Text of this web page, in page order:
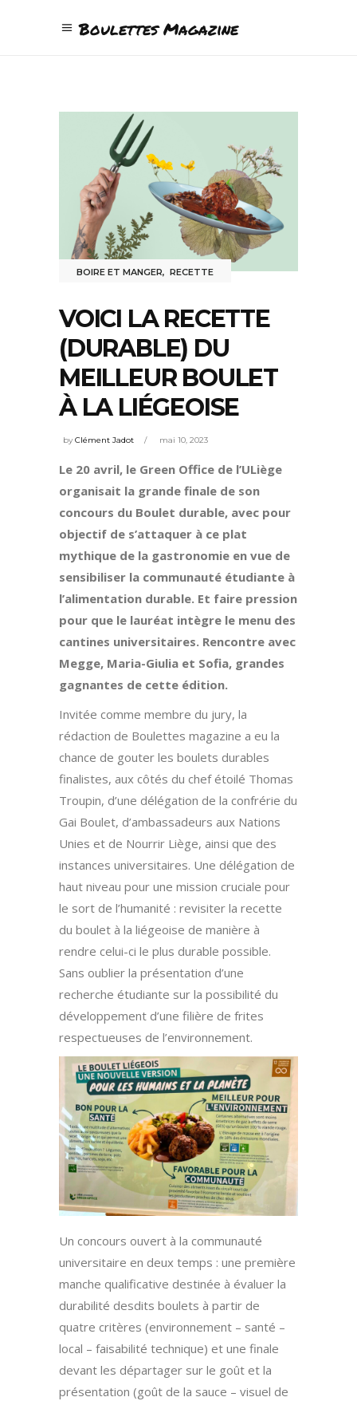
Boulettes Magazine
BOIRE ET MANGER,RECETTE
VOICI LA RECETTE
(DURABLE) DU
MEILLEUR BOULET
À LA LIÉGEOISE
byClément Jadot mai 10, 2023
Le 20 avril, le Green Office de l’ULiège
organisait la grande finale de son
concours du Boulet durable, avec pour
objectif de s’attaquer à ce plat
mythique de la gastronomie en vue de
sensibiliser la communauté étudiante à
l’alimentation durable. Et faire pression
pour que le lauréat intègre le menu des
cantines universitaires. Rencontre avec
Megge, Maria-Giulia et Sofia, grandes
gagnantes de cette édition.
Invitée comme membre du jury, la
rédaction de Boulettes magazine a eu la
chance de gouter les boulets durables
finalistes, aux côtés du chef étoilé Thomas
Troupin, d’une délégation de la confrérie du
Gai Boulet, d’ambassadeurs aux Nations
Unies et de Nourrir Liège, ainsi que des
instances universitaires. Une délégation de
haut niveau pour une mission cruciale pour
le sort de l’humanité : revisiter la recette
du boulet à la liégeoise de manière à
rendre celui-ci le plus durable possible.
Sans oublier la présentation d’une
recherche étudiante sur la possibilité du
développement d’une filière de frites
respectueuses de l’environnement.
Un concours ouvert à la communauté
universitaire en deux temps : une première
manche qualificative destinée à évaluer la
durabilité desdits boulets à partir de
quatre critères (environnement – santé –
local – faisabilité technique) et une finale
devant les départager sur le goût et la
présentation (goût de la sauce – visuel de